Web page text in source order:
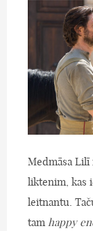
Medmāsa Lilī
liktenim, kas
leitnantu.
tam happy